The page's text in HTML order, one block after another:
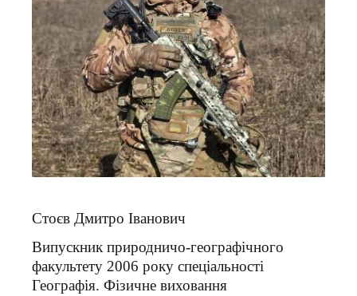
Стоєв Дмитро Іванович
Випускник природничо-географічного
факультету 2006 року спеціальності
Географія. Фізичне виховання